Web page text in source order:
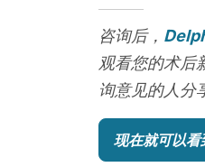
咨询后，
观看您的术后
询意见的人分
现在就可以